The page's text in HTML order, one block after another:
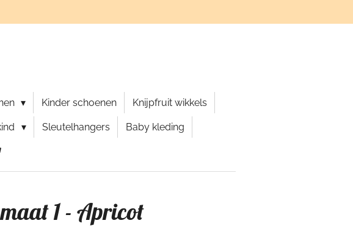
Kinder schoenen Knijpfruit wikkels
Sleutelhangers Baby kleding
1 - Apricot